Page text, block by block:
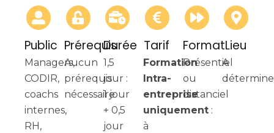
Public
Managers,
CODIR,
coachs
internes,
RH,
Prérequis
Aucun
prérequis
nécessaire
Durée
1,5
jour :
1 jour
+ 0,5
jour
Tarif
Formation
Intra-
entreprise
uniquement :
à
Format
Présentiel
ou
distanciel
Lieu
A